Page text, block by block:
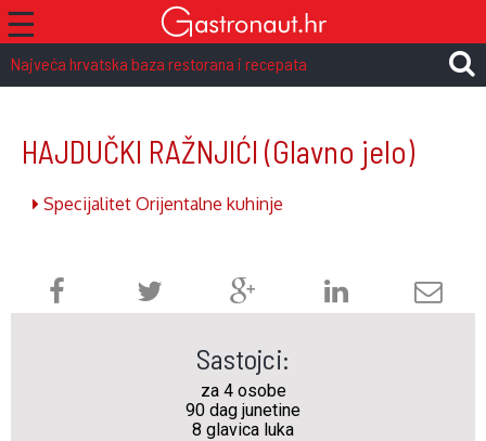
☰
Najveća hrvatska baza restorana i recepata
HAJDUČKI RAŽNJIĆI (Glavno jelo)
Specijalitet Orijentalne kuhinje
Sastojci:
za 4 osobe
90 dag junetine
8 glavica luka